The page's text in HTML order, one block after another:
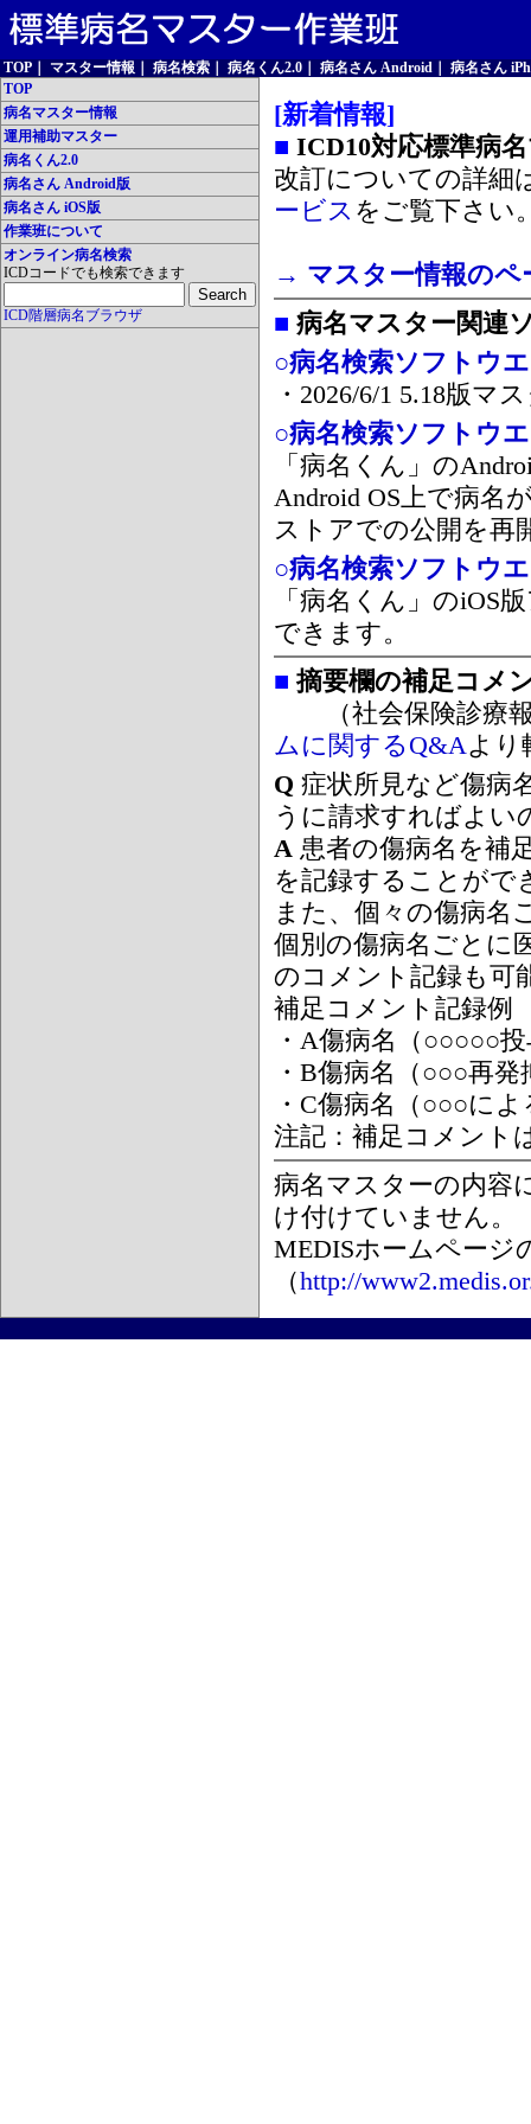
TOP マスター情報 病名検索 病名くん2.0 病名さん Android
病名さん
TOP
病名マスター情報
運用補助マスター
病名くん2.0
病名さん Android版
病名さん iOS版
作業班について
オンライン病名検索
ICDコードでも検索できます
ICD階層病名ブラウザ
[新着情報]
■ ICD10対応標準病
改訂についての詳細
ービス をご覧下さい
→ マスター情報のペ
■ 病名マスター関連
○病名検索ソフトウ
・2026/6/1 5.18版マ
○病名検索ソフトウ
「病名くん」の
Android OS上で病名
ストアでの公開を再
○病名検索ソフトウ
「病名くん」のiOS
できます。
■ 摘要欄の補足コメ
（社会保険診療報
ムに関するQ&Aより
Q 症状所見など傷病
うに請求すればよい
A 患者の傷病名を補
を記録することがで
また、個々の傷病名
個別の傷病名ごとに
のコメント記録も可
補足コメント記録例
・A傷病名（○○○○○
・B傷病名（○○○再
・C傷病名（○○○に
注記：補足コメント
病名マスターの内容
け付けていません。
MEDISホームページ
（http://